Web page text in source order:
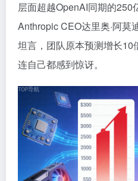
层面超越OpenAI同期的250
Anthropic CEO达里奥·阿莫
坦言，团队原本预测增长10
连自己都感到惊讶。